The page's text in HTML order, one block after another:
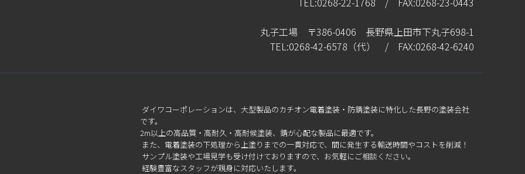
丸子工場 〒386-0406 長野県上田市下丸子698-1
TEL:0268-42-6578（代） / FAX:0268-42-6240
ダイワコーポレーションは、大型製品のカチオン電着塗装・防錆塗装に特化した長野の塗装会社
です。
2m以上の高品質・高耐久・高耐候塗装、錆が心配な製品に最適です。
また、電着塗装の下処理から上塗りまでの一貫対応で、間に発生する輸送時間やコストを削減！
サンプル塗装や工場見学も受け付けておりますので、お気軽にご相談ください。
経験豊富なスタッフが親身に対応いたします。